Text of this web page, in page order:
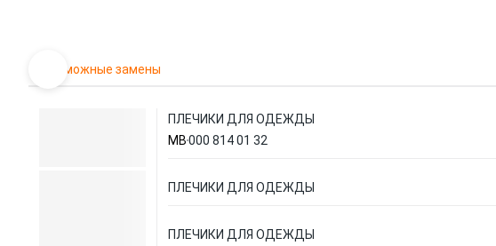
Возможные замены
ПЛЕЧИКИ ДЛЯ ОДЕЖДЫ
MB000 814 01 32
ПЛЕЧИКИ ДЛЯ ОДЕЖДЫ
ПЛЕЧИКИ ДЛЯ ОДЕЖДЫ